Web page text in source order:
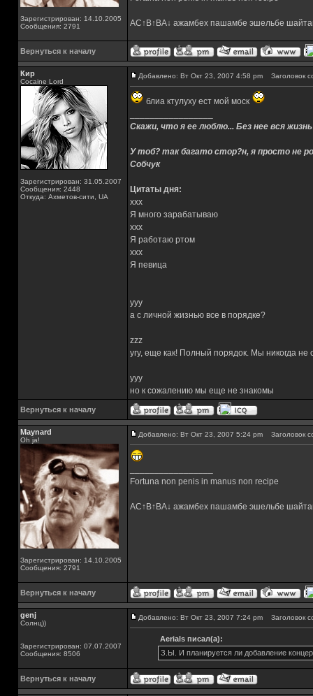
Зарегистрирован: 14.10.2005
Сообщения: 2791
AC↑B↑BA↓ ажамбех пашамбе эшельбе
Вернуться к началу
Кир
Cocaine Lord
Зарегистрирован: 31.05.2007
Сообщения: 2448
Откуда: Ахметов-сити, UA
Добавлено: Вт Окт 23, 2007 4:58 pm Заголовок
блиа ктулуху ест мой моск
Скажи, что я ее люблю... Без нее вся
У тоб? так багато стор?н, я просто не
Собчук
Цитаты дня:
xxx
Я много зарабатываю
xxx
Я работаю ртом
xxx
Я певица
yyy
а с личной жизнью все в порядке?
zzz
угу, еще как! Полный порядок. Мы никогда
yyy
но к сожалению мы еще не знакомы
Вернуться к началу
Maynard
Oh ja!
Зарегистрирован: 14.10.2005
Сообщения: 2791
Добавлено: Вт Окт 23, 2007 5:24 pm Заголовок
Fortuna non penis in manus non recipe
AC↑B↑BA↓ ажамбех пашамбе эшельбе
Вернуться к началу
genj
Солнц))
Зарегистрирован: 07.07.2007
Сообщения: 8506
Добавлено: Вт Окт 23, 2007 7:24 pm Заголовок
Aerials писал(а):
З.Ы. И планируется ли добавление
Вернуться к началу